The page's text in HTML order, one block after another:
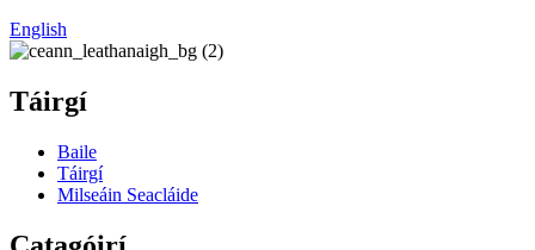
English
Táirgí
Baile
Táirgí
Milseáin Seacláide